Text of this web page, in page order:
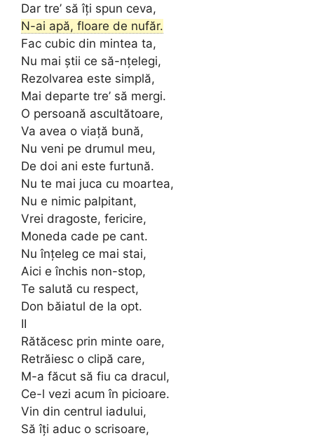
Dar tre’ să îți spun ceva,
N-ai apă, floare de nufăr.
Fac cubic din mintea ta,
Nu mai știi ce să-nțelegi,
Rezolvarea este simplă,
Mai departe tre’ să mergi.
O persoană ascultătoare,
Va avea o viață bună,
Nu veni pe drumul meu,
De doi ani este furtună.
Nu te mai juca cu moartea,
Nu e nimic palpitant,
Vrei dragoste, fericire,
Moneda cade pe cant.
Nu înțeleg ce mai stai,
Aici e închis non-stop,
Te salută cu respect,
Don băiatul de la opt.
II
Rătăcesc prin minte oare,
Retrăiesc o clipă care,
M-a făcut să fiu ca dracul,
Ce-l vezi acum în picioare.
Vin din centrul iadului,
Să îți aduc o scrisoare,